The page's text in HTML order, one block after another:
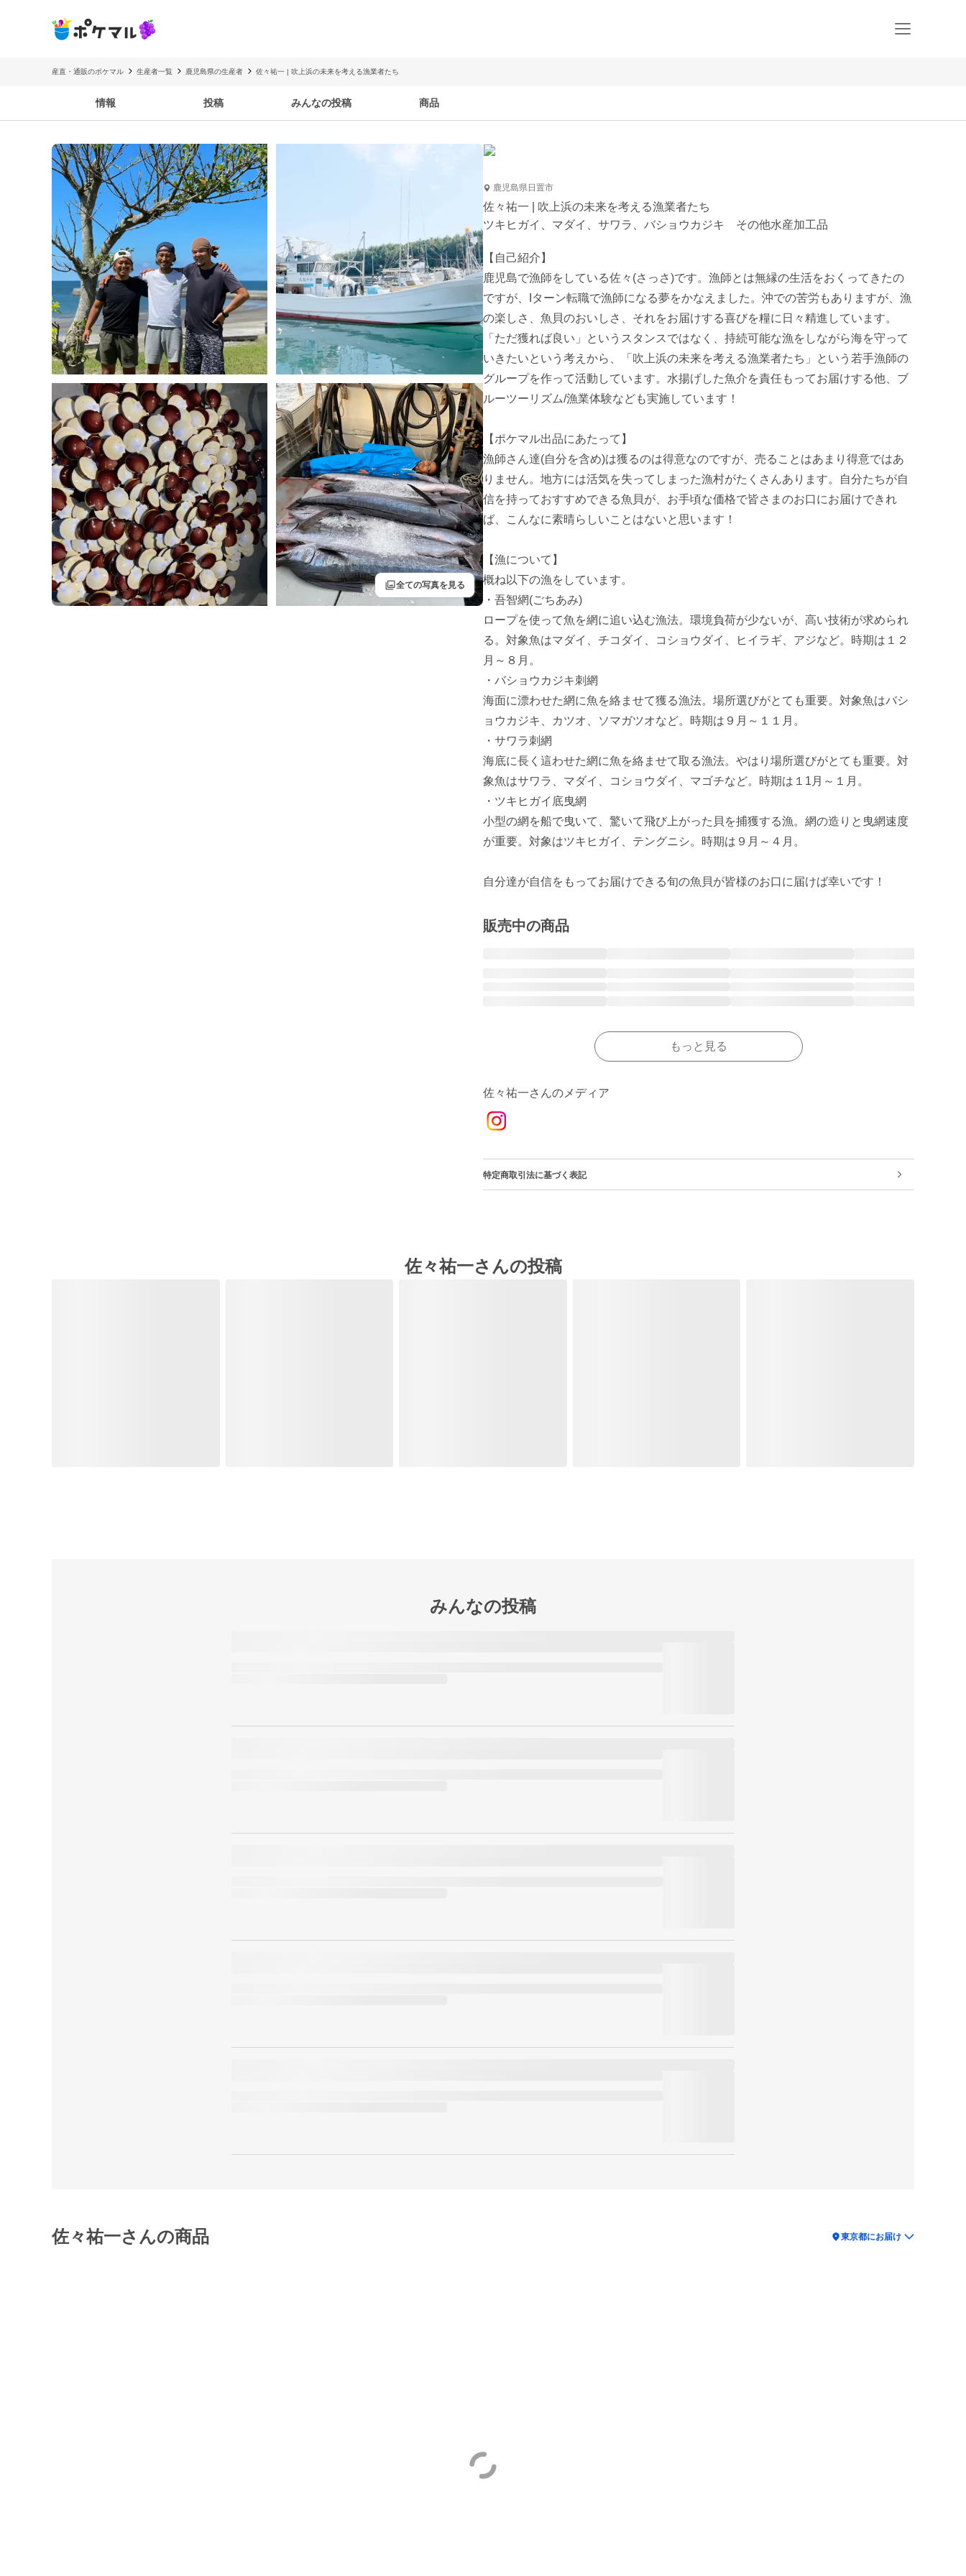
産直・通販のポケマル 生産者一覧 鹿児島県の生産者 佐々祐一 | 吹上浜の未来を考える漁業者たち
情報 投稿 みんなの投稿 商品
filter全ての写真を見る
鹿児島県日置市
佐々祐一 | 吹上浜の未来を考える漁業者たち
ツキヒガイ、マダイ、サワラ、バショウカジキ その他水産加工品
【自己紹介】
鹿児島で漁師をしている佐々(さっさ)です。漁師とは無縁の生活をおくってきたの
ですが、Iターン転職で漁師になる夢をかなえました。沖での苦労もありますが、漁
の楽しさ、魚貝のおいしさ、それをお届けする喜びを糧に日々精進しています。
「ただ獲れば良い」というスタンスではなく、持続可能な漁をしながら海を守って
いきたいという考えから、「吹上浜の未来を考える漁業者たち」という若手漁師の
グループを作って活動しています。水揚げした魚介を責任もってお届けする他、ブ
ルーツーリズム/漁業体験なども実施しています！
【ポケマル出品にあたって】
漁師さん達(自分を含め)は獲るのは得意なのですが、売ることはあまり得意ではあ
りません。地方には活気を失ってしまった漁村がたくさんあります。自分たちが自
信を持っておすすめできる魚貝が、お手頃な価格で皆さまのお口にお届けできれ
ば、こんなに素晴らしいことはないと思います！
【漁について】
概ね以下の漁をしています。
・吾智網(ごちあみ)
ロープを使って魚を網に追い込む漁法。環境負荷が少ないが、高い技術が求められ
る。対象魚はマダイ、チコダイ、コショウダイ、ヒイラギ、アジなど。時期は１２
月～８月。
・バショウカジキ刺網
海面に漂わせた網に魚を絡ませて獲る漁法。場所選びがとても重要。対象魚はバシ
ョウカジキ、カツオ、ソマガツオなど。時期は９月～１１月。
・サワラ刺網
海底に長く這わせた網に魚を絡ませて取る漁法。やはり場所選びがとても重要。対
象魚はサワラ、マダイ、コショウダイ、マゴチなど。時期は１1月～１月。
・ツキヒガイ底曳網
小型の網を船で曳いて、驚いて飛び上がった貝を捕獲する漁。網の造りと曳網速度
が重要。対象はツキヒガイ、テングニシ。時期は９月～４月。
自分達が自信をもってお届けできる旬の魚貝が皆様のお口に届けば幸いです！
販売中の商品
もっと見る
佐々祐一さんのメディア
特定商取引法に基づく表記
佐々祐一さんの投稿
みんなの投稿
佐々祐一さんの商品 location_on東京都にお届け